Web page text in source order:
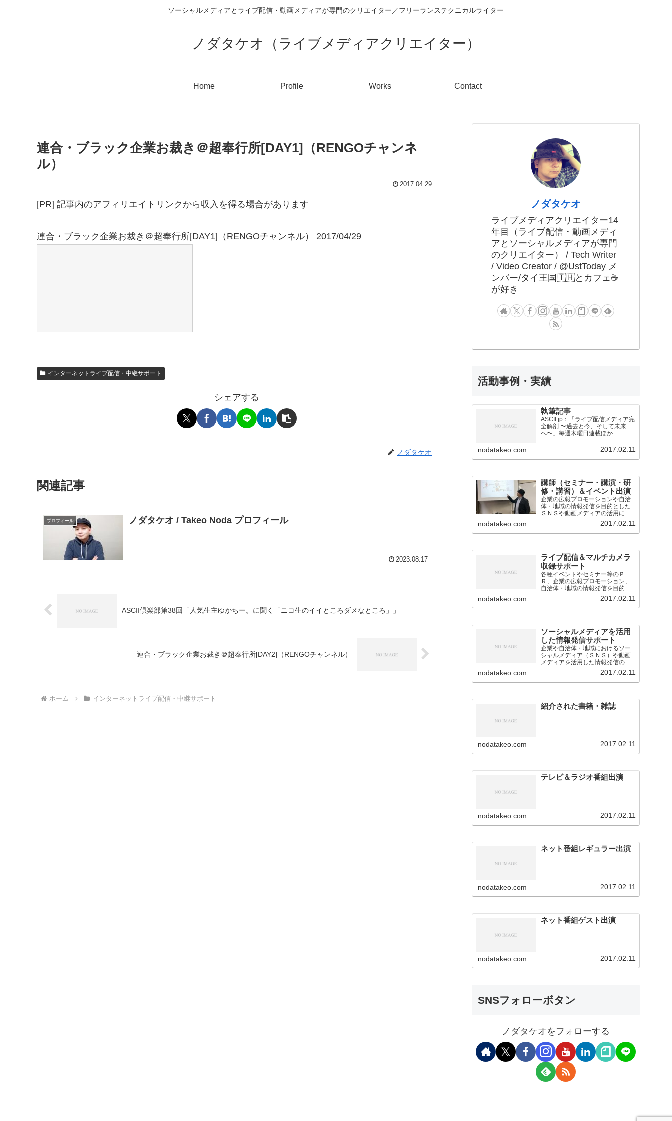
ソーシャルメディアとライブ配信・動画メディアが専門のクリエイター／フリーランステクニカルライター
ノダタケオ（ライブメディアクリエイター）
Home Profile Works Contact
連合・ブラック企業お裁き＠超奉行所[DAY1]（RENGOチャンネ
ル）
2017.04.29
[PR] 記事内のアフィリエイトリンクから収入を得る場合があります
連合・ブラック企業お裁き＠超奉行所[DAY1]（RENGOチャンネル） 2017/04/29
インターネットライブ配信・中継サポート
シェアする
ノダタケオ
関連記事
プロフィール ノダタケオ / Takeo Noda プロフィール
2023.08.17
ASCII倶楽部第38回「人気生主ゆかちー。に聞く「ニコ生のイイところダメなところ」」
連合・ブラック企業お裁き＠超奉行所[DAY2]（RENGOチャンネル）
ホーム インターネットライブ配信・中継サポート
ノダタケオ
ライブメディアクリエイター14
年目（ライブ配信・動画メディ
アとソーシャルメディアが専門
のクリエイター） / Tech Writer
/ Video Creator / @UstToday メ
ンバー/タイ王国🇹🇭とカフェ☕️
が好き
活動事例・実績
執筆記事
ASCII.jp：「ライブ配信メディア完
全解剖 〜過去と今、そして未来
へ〜」毎週木曜日連載ほか
nodatakeo.com 2017.02.11
講師（セミナー・講演・研
修・講習）＆イベント出演
企業の広報プロモーションや自治
体・地域の情報発信を目的とした
ＳＮＳや動画メディアの活用に関
するセミナー・講演・研修・講習
nodatakeo.com 2017.02.11
ライブ配信＆マルチカメラ
収録サポート
各種イベントやセミナー等のＰ
Ｒ、企業の広報プロモーション、
自治体・地域の情報発信を目的と
したライブ配信・中継の業務を担
当。映像音声の技術的なサポート
のほか、構成企画も対応。
nodatakeo.com 2017.02.11
ソーシャルメディアを活用
した情報発信サポート
企業や自治体・地域におけるソー
シャルメディア（ＳＮＳ）や動画
メディアを活用した情報発信のサ
ポート（アドバイスや運用支援）
nodatakeo.com 2017.02.11
紹介された書籍・雑誌
nodatakeo.com 2017.02.11
テレビ＆ラジオ番組出演
nodatakeo.com 2017.02.11
ネット番組レギュラー出演
nodatakeo.com 2017.02.11
ネット番組ゲスト出演
nodatakeo.com 2017.02.11
SNSフォローボタン
ノダタケオをフォローする